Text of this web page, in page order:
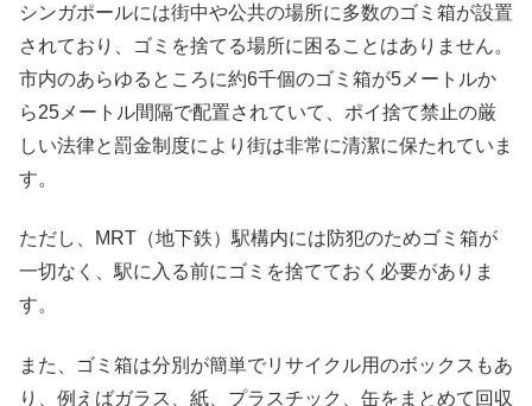
シンガポールには街中や公共の場所に多数のゴミ箱が設置
されており、ゴミを捨てる場所に困ることはありません。
市内のあらゆるところに約6千個のゴミ箱が5メートルか
ら25メートル間隔で配置されていて、ポイ捨て禁止の厳
しい法律と罰金制度により街は非常に清潔に保たれていま
す。
ただし、MRT（地下鉄）駅構内には防犯のためゴミ箱が
一切なく、駅に入る前にゴミを捨てておく必要がありま
す。
また、ゴミ箱は分別が簡単でリサイクル用のボックスもあ
り、例えばガラス、紙、プラスチック、缶をまとめて回収